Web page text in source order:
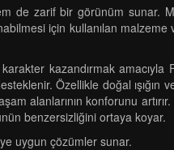
de zarif bir görünüm sunar.
için kullanılan malzeme
kazandırmak
Özellikle doğal ışığın
alanlarının konforunu
benzersizliğini ortaya koyar.
uygun çözümler sunar.